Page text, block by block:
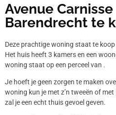
Avenue Carnisse
Barendrecht te
Deze prachtige woning staat te
Het huis heeft 3 kamers en een
woning staat op een perceel van .
Je hoeft je geen zorgen te maken
woning kun je met z’n tweeën of
zal je een echt thuis gevoel geven.